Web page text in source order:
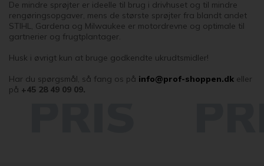
De mindre sprøjter er ideelle til brug i drivhuset og til mindre
rengøringsopgaver, mens de største sprøjter fra blandt andet
STIHL, Gardena og Milwaukee er motordrevne og optimale til
gartnerier og frugtplantager.
Husk i øvrigt kun at bruge godkendte ukrudtsmidler!
Har du spørgsmål, så fang os på info@prof-shoppen.dk eller
på +45 28 49 09 09.